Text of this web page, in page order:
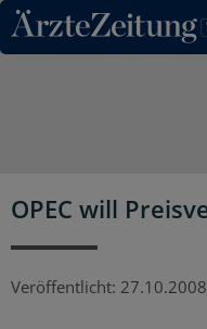
Direkt zum Inhaltsbereich
OPEC will
Veröffentlicht: